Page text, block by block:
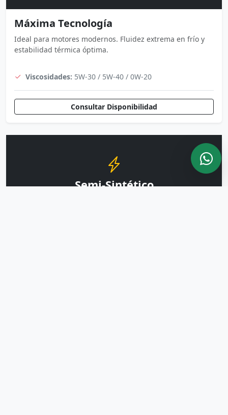
Máxima Tecnología
Ideal para motores modernos. Fluidez extrema en frío y
estabilidad térmica óptima.
Viscosidades: 5W-30 / 5W-40 / 0W-20
Consultar Disponibilidad
Semi-Sintético